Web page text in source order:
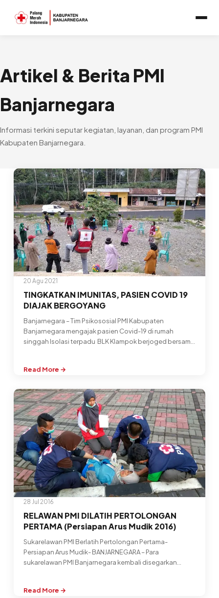
Artikel & Berita PMI
Banjarnegara
Informasi terkini seputar kegiatan, layanan, dan program PMI
Kabupaten Banjarnegara.
20 Agu 2021
TINGKATKAN IMUNITAS, PASIEN COVID 19
DIAJAK BERGOYANG
Banjarnegara – Tim Psikososial PMI Kabupaten
Banjarnegara mengajak pasien Covid-19 di rumah
singgah Isolasi terpadu BLK Klampok berjoged bersama
Read More →
:
IMUNITAS,
PASIEN
COVID
19
DIAJAK
BERGOYANG
28 Jul 2016
RELAWAN PMI DILATIH PERTOLONGAN
PERTAMA (Persiapan Arus Mudik 2016)
Sukarelawan PMI Berlatih Pertolongan Pertama-
Persiapan Arus Mudik- BANJARNEGARA – Para
sukarelawan PMI Banjarnegara kembali disegarkan
Read More →
: